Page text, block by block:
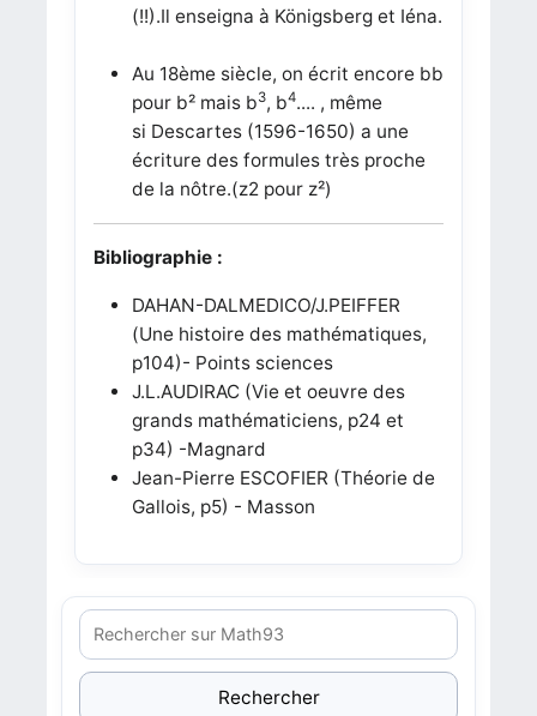
(!!).Il enseigna à Königsberg et Iéna.
Au 18ème siècle, on écrit encore bb
pour b² mais b3, b4.... , même
si Descartes (1596-1650) a une
écriture des formules très proche
de la nôtre.(z2 pour z²)
Bibliographie :
DAHAN-DALMEDICO/J.PEIFFER
(Une histoire des mathématiques,
p104)- Points sciences
J.L.AUDIRAC (Vie et oeuvre des
grands mathématiciens, p24 et
p34) -Magnard
Jean-Pierre ESCOFIER (Théorie de
Gallois, p5) - Masson
Rechercher